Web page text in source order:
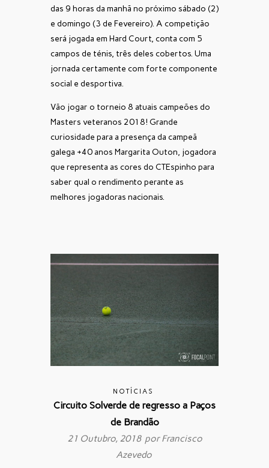
das 9 horas da manhã no próximo sábado (2)
e domingo (3 de Fevereiro). A competição
será jogada em Hard Court, conta com 5
campos de ténis, três deles cobertos. Uma
jornada certamente com forte componente
social e desportiva.
Vão jogar o torneio 8 atuais campeões do
Masters veteranos 2018! Grande
curiosidade para a presença da campeã
galega +40 anos Margarita Outon, jogadora
que representa as cores do CTEspinho para
saber qual o rendimento perante as
melhores jogadoras nacionais.
NOTÍCIAS
Circuito Solverde de regresso a Paços
de Brandão
21 Outubro, 2018 porFrancisco
Azevedo